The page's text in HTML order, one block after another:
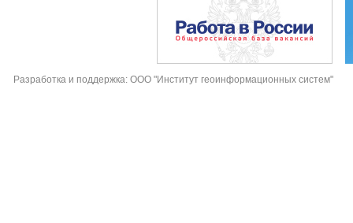
Разработка и поддержка: ООО "Институт геоинформационных систем"